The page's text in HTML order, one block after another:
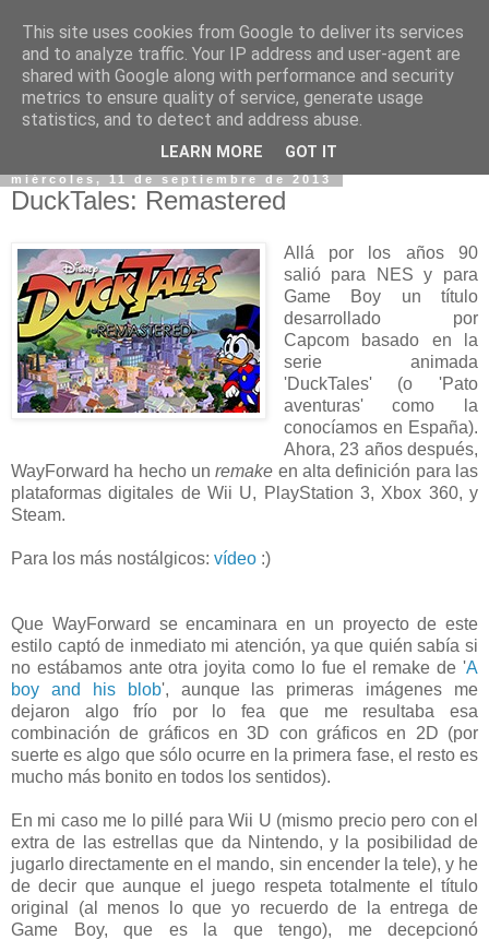
miércoles, 11 de septiembre de 2013
DuckTales: Remastered
Allá por los años 90
salió para NES y para
Game Boy un título
desarrollado por
Capcom basado en la
serie animada
'DuckTales' (o 'Pato
aventuras' como la
conocíamos en España).
Ahora, 23 años después,
WayForward ha hecho unremake en alta definición para las
plataformas digitales de Wii U, PlayStation 3, Xbox 360, y
Steam.
Para los más nostálgicos: vídeo :)
Que WayForward se encaminara en un proyecto de este
estilo captó de inmediato mi atención, ya que quién sabía si
no estábamos ante otra joyita como lo fue el remake de 'A
boy and his blob', aunque las primeras imágenes me
dejaron algo frío por lo fea que me resultaba esa
combinación de gráficos en 3D con gráficos en 2D (por
suerte es algo que sólo ocurre en la primera fase, el resto es
mucho más bonito en todos los sentidos).
En mi caso me lo pillé para Wii U (mismo precio pero con el
extra de las estrellas que da Nintendo, y la posibilidad de
jugarlo directamente en el mando, sin encender la tele), y he
de decir que aunque el juego respeta totalmente el título
original (al menos lo que yo recuerdo de la entrega de
Game Boy, que es la que tengo), me decepcionó
This site uses cookies from Google to deliver its services
and to analyze traffic. Your IP address and user-agent are
shared with Google along with performance and security
metrics to ensure quality of service, generate usage
statistics, and to detect and address abuse.
LEARN MORE GOT IT